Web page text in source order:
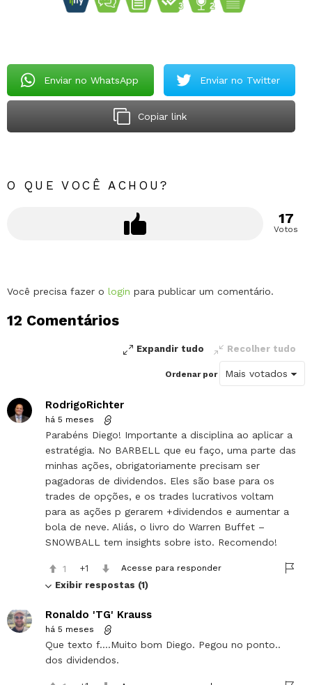
Enviar no WhatsApp Enviar no Twitter
Copiar link
O QUE VOCÊ ACHOU?
17
Votos
Deixe
comentário
Você precisa fazer o login para publicar um comentário.
12 Comentários
Expandir tudo Recolher tudo
Ordenar por
RodrigoRichter
há 5 meses
Parabéns Diego! Importante a disciplina ao aplicar a
estratégia. No BARBELL que eu faço, uma parte das
minhas ações, obrigatoriamente precisam ser
pagadoras de dividendos. Eles são base para os
trades de opções, e os trades lucrativos voltam
para as ações p gerarem +dividendos e aumentar a
bola de neve. Aliás, o livro do Warren Buffet –
SNOWBALL tem insights sobre isto. Recomendo!
1 1 Acesse para responder
Exibir respostas (1)
Ronaldo 'TG' Krauss
há 5 meses
Que texto f….Muito bom Diego. Pegou no ponto..
dos dividendos.